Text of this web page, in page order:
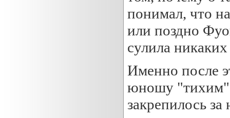
понимал, что
или поздно
сулила
Именно после
юношу "тихим",
закрепилось за